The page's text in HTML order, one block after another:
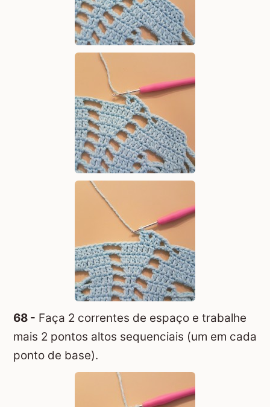
68 - Faça 2 correntes de espaço e trabalhe
mais 2 pontos altos sequenciais (um em cada
ponto de base).